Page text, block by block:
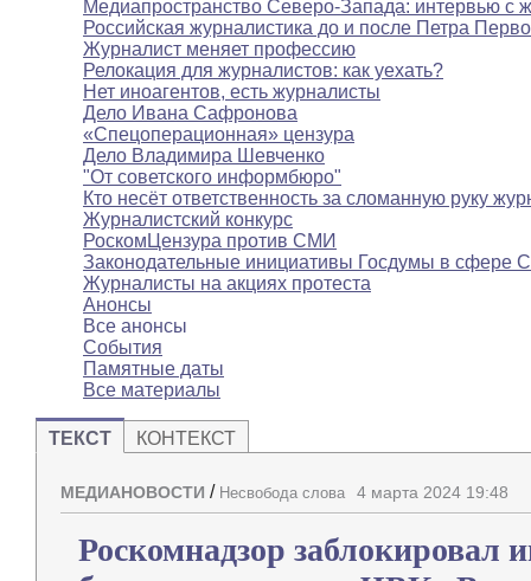
Медиапространство Северо-Запада: интервью с
Российская журналистика до и после Петра
Журналист меняет профессию
Релокация для журналистов: как уехать?
Нет иноагентов, есть журналисты
Дело Ивана Сафронова
«Спецоперационная» цензура
Дело Владимира Шевченко
"От советского информбюро"
Кто несёт ответственность за сломанную руку
Журналистский конкурс
РоскомЦензура против СМИ
Законодательные инициативы Госдумы в сфере
Журналисты на акциях протеста
Анонсы
Все анонсы
События
Памятные даты
Все материалы
ТЕКСТ КОНТЕКСТ
МЕДИАНОВОСТИ / Несвобода слова 4 марта 2024 19:48
Роскомнадзор заблокировал